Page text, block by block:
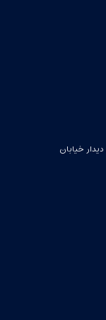
خیابان